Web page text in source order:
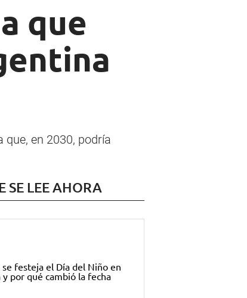
que
en 2030, podría
SE LEE AHORA